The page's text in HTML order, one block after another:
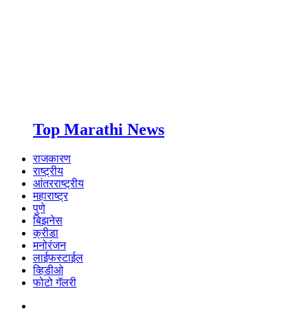
Top Marathi News
राजकारण
राष्ट्रीय
आंतरराष्ट्रीय
महाराष्ट्र
पुणे
बिझनेस
क्रीडा
मनोरंजन
लाईफस्टाईल
व्हिडीओ
फोटो गॅलरी